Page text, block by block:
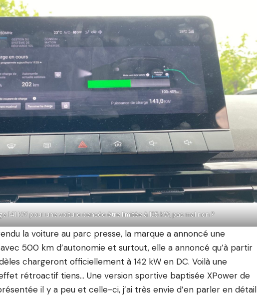
141 kW pour une voiture censée être limitée à 135 kW, pas mal non ?
la voiture au parc presse, la marque a annoncé une
500 km d’autonomie et surtout, elle a annoncé qu’à partir
chargeront officiellement à 142 kW en DC. Voilà une
rétroactif tiens… Une version sportive baptisée XPower de
il y a peu et celle-ci, j’ai très envie d’en parler en détail